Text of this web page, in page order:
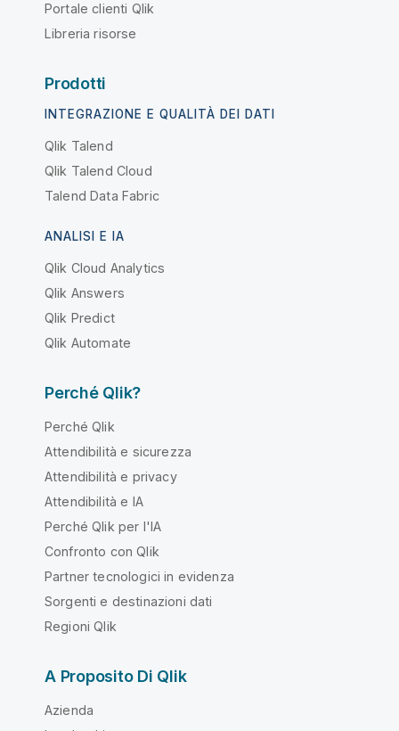
Portale clienti Qlik
Libreria risorse
Prodotti
INTEGRAZIONE E QUALITÀ DEI DATI
Qlik Talend
Qlik Talend Cloud
Talend Data Fabric
ANALISI E IA
Qlik Cloud Analytics
Qlik Answers
Qlik Predict
Qlik Automate
Perché Qlik?
Perché Qlik
Attendibilità e sicurezza
Attendibilità e privacy
Attendibilità e IA
Perché Qlik per l'IA
Confronto con Qlik
Partner tecnologici in evidenza
Sorgenti e destinazioni dati
Regioni Qlik
A Proposito Di Qlik
Azienda